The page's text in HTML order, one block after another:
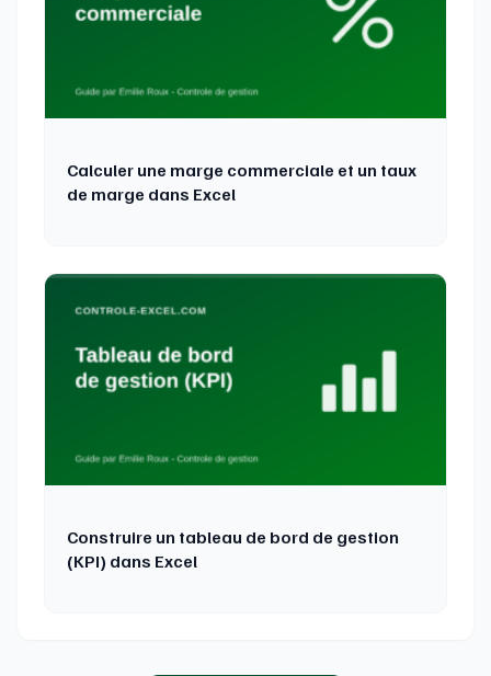
Calculer une marge commerciale et un taux
de marge dans Excel
Construire un tableau de bord de gestion
(KPI) dans Excel